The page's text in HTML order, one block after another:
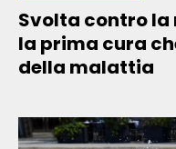
Svolta contro la
la prima cura
della malattia